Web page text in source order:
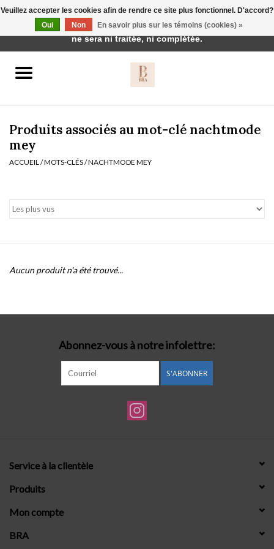
vêtements de nuit
Badmode
Produits associés au mot-clé nachtmode
mey
ACCUEIL /MOTS-CLÉS/NACHTMODE MEY
Aucun produit n'a été trouvé...
Abonnez-vous à notre infolettre:
S'ABONNER
Service à la clientèle
Produits
Mon compte
BRA
Veuillez accepter les cookies afin de rendre ce site plus fonctionnel. D'accord?
Oui
Non En savoir plus sur les témoins (cookies) »
Cette boutique est en construction. Toute commande passée
ne sera ni traitée, ni complétée.